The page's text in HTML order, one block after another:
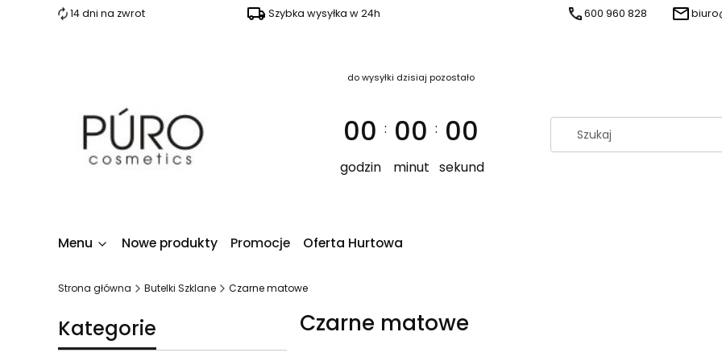
14 dni na zwrot Szybka wysyłka w 24h 600 960 828
do wysyłki dzisiaj pozostało
00
godzin
: 00
minut
: 00
sekund
Menu Nowe produkty Promocje Oferta Hurtowa
Strona główna Butelki Szklane Czarne matowe
Kategorie Czarne matowe